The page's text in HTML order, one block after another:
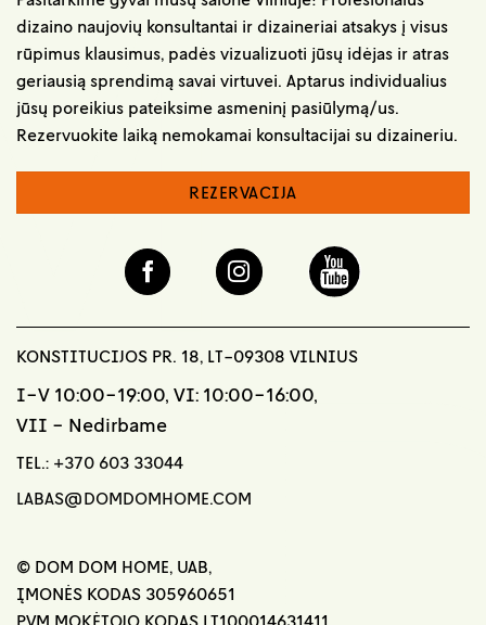
dizaino naujovių konsultantai ir dizaineriai atsakys į visus
rūpimus klausimus, padės vizualizuoti jūsų idėjas ir atras
geriausią sprendimą savai virtuvei. Aptarus individualius
jūsų poreikius pateiksime asmeninį pasiūlymą/us.
Rezervuokite laiką nemokamai konsultacijai su dizaineriu.
REZERVACIJA
KONSTITUCIJOS PR. 18, LT-09308 VILNIUS
I-V 10:00-19:00, VI: 10:00-16:00,
VII - Nedirbame
TEL.: +370 603 33044
LABAS@DOMDOMHOME.COM
© DOM DOM HOME, UAB,
ĮMONĖS KODAS 305960651
PVM MOKĖTOJO KODAS LT100014631411